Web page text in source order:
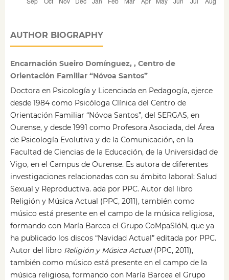
AUTHOR BIOGRAPHY
Encarnación Sueiro Domínguez, , Centro de
Orientación Familiar “Nóvoa Santos”
Doctora en Psicología y Licenciada en Pedagogía, ejerce
desde 1984 como Psicóloga Clínica del Centro de
Orientación Familiar “Nóvoa Santos”, del SERGAS, en
Ourense, y desde 1991 como Profesora Asociada, del Área
de Psicología Evolutiva y de la Comunicación, en la
Facultad de Ciencias de la Educación, de la Universidad de
Vigo, en el Campus de Ourense. Es autora de diferentes
investigaciones relacionadas con su ámbito laboral: Salud
Sexual y Reproductiva. ada por PPC. Autor del libro
Religión y Música Actual (PPC, 2011), también como
músico está presente en el campo de la música religiosa,
formando con María Barcea el Grupo CoMpaSIóN, que ya
ha publicado los discos “Navidad Actual” editada por PPC.
Autor del libro Religión y Música Actual (PPC, 2011),
también como músico está presente en el campo de la
música religiosa, formando con María Barcea el Grupo